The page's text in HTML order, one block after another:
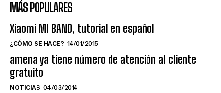
MÁS POPULARES
Xiaomi MI BAND, tutorial en español
¿CÓMO SE HACE? 14/01/2015
amena ya tiene número de atención al cliente
gratuito
NOTICIAS 04/03/2014